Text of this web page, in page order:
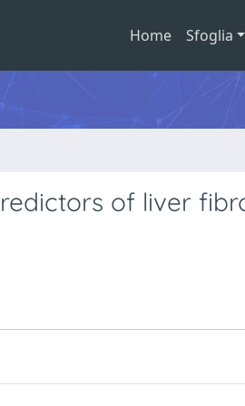
Home Sfoglia
of liver